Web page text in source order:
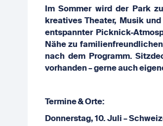
Im Sommer wird der Park
kreatives Theater, Musik
entspannter Picknick-
Nähe zu
nach dem Programm.
vorhanden – gerne auch
Termine & Orte:
Donnerstag, 10. Juli –